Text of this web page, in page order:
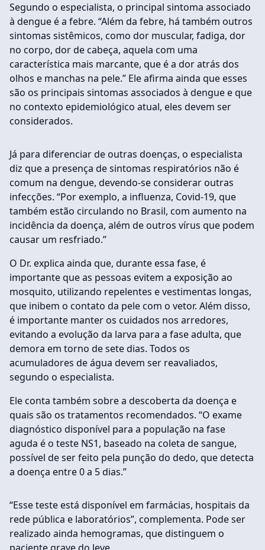
Segundo o especialista, o principal sintoma associado
à dengue é a febre. “Além da febre, há também outros
sintomas sistêmicos, como dor muscular, fadiga, dor
no corpo, dor de cabeça, aquela com uma
característica mais marcante, que é a dor atrás dos
olhos e manchas na pele.” Ele afirma ainda que esses
são os principais sintomas associados à dengue e que
no contexto epidemiológico atual, eles devem ser
considerados.
Já para diferenciar de outras doenças, o especialista
diz que a presença de sintomas respiratórios não é
comum na dengue, devendo-se considerar outras
infecções. “Por exemplo, a influenza, Covid-19, que
também estão circulando no Brasil, com aumento na
incidência da doença, além de outros vírus que podem
causar um resfriado.”
O Dr. explica ainda que, durante essa fase, é
importante que as pessoas evitem a exposição ao
mosquito, utilizando repelentes e vestimentas longas,
que inibem o contato da pele com o vetor. Além disso,
é importante manter os cuidados nos arredores,
evitando a evolução da larva para a fase adulta, que
demora em torno de sete dias. Todos os
acumuladores de água devem ser reavaliados,
segundo o especialista.
Ele conta também sobre a descoberta da doença e
quais são os tratamentos recomendados. “O exame
diagnóstico disponível para a população na fase
aguda é o teste NS1, baseado na coleta de sangue,
possível de ser feito pela punção do dedo, que detecta
a doença entre 0 a 5 dias.”
“Esse teste está disponível em farmácias, hospitais da
rede pública e laboratórios”, complementa. Pode ser
realizado ainda hemogramas, que distinguem o